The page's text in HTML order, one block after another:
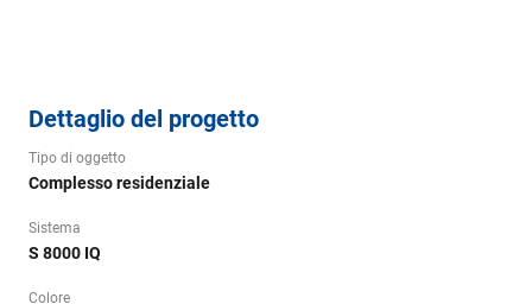
Dettaglio del progetto
Tipo di oggetto
Complesso residenziale
Sistema
S 8000 IQ
Colore